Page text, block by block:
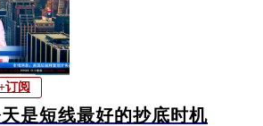
订阅
是短线最好的抄底时机